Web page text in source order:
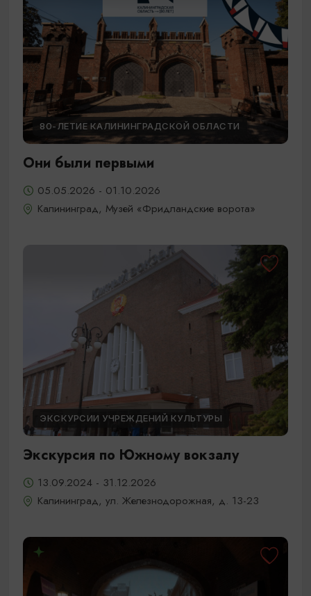
80-ЛЕТИЕ КАЛИНИНГРАДСКОЙ ОБЛАСТИ
Они были первыми
05.05.2026 - 01.10.2026
Калининград, Музей «Фридландские ворота»
ЭКСКУРСИИ УЧРЕЖДЕНИЙ КУЛЬТУРЫ
Экскурсия по Южному вокзалу
13.09.2024 - 31.12.2026
Калининград, ул. Железнодорожная, д. 13-23